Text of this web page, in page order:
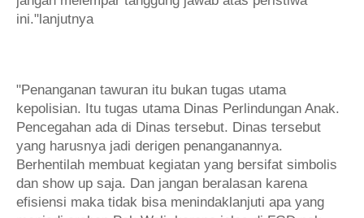
ini."lanjutnya
"Penanganan tawuran itu bukan tugas utama
kepolisian. Itu tugas utama Dinas Perlindungan Anak.
Pencegahan ada di Dinas tersebut. Dinas tersebut
yang harusnya jadi derigen penanganannya.
Berhentilah membuat kegiatan yang bersifat simbolis
dan show up saja. Dan jangan beralasan karena
efisiensi maka tidak bisa menindaklanjuti apa yang